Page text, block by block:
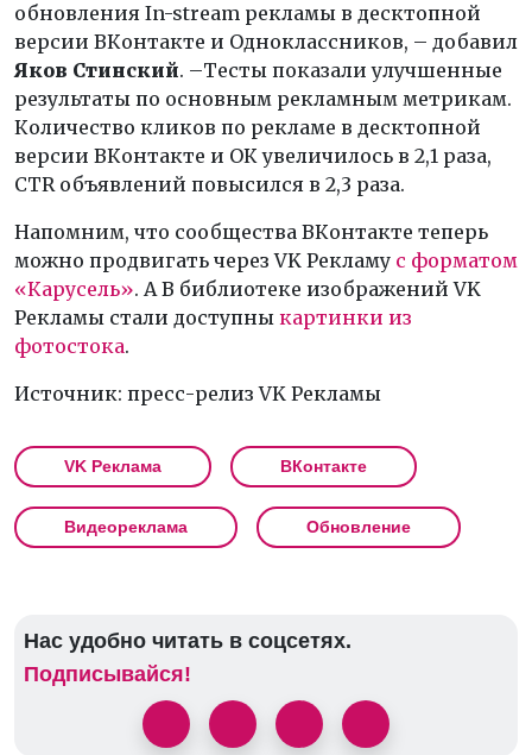
обновления In-stream рекламы в десктопной
версии ВКонтакте и Одноклассников, – добавил
Яков Стинский. –Тесты показали улучшенные
результаты по основным рекламным метрикам.
Количество кликов по рекламе в десктопной
версии ВКонтакте и ОК увеличилось в 2,1 раза,
CTR объявлений повысился в 2,3 раза.
Напомним, что сообщества ВКонтакте теперь
можно продвигать через VK Рекламу с форматом
«Карусель». А В библиотеке изображений VK
Рекламы стали доступны картинки из
фотостока.
Источник: пресс-релиз VK Рекламы
VK Реклама ВКонтакте
Видеореклама Обновление
Нас удобно читать в соцсетях.
Подписывайся!